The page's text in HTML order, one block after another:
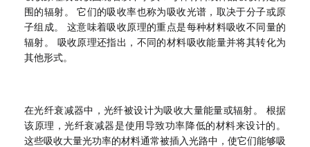
围的辐射。 它们的吸收率也称为吸收光谱，取决于分子或原
子组成。 这意味着吸收原理的重点是每种材料吸收不同量的
辐射。 吸收原理还指出，不同的材料吸收能量并将其转化为
其他形式。
在光纤衰减器中，光纤被设计为吸收大量能量或辐射。 根据
该原理，光纤衰减器是使用导致功率降低的材料来设计的。
这些吸收大量光功率的材料通常被插入光路中，使它们能够吸